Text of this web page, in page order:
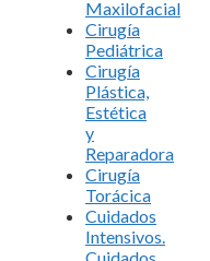
Maxilofacial
Cirugía
Pediátrica
Cirugía
Plástica,
Estética
y
Reparadora
Cirugía
Torácica
Cuidados
Intensivos.